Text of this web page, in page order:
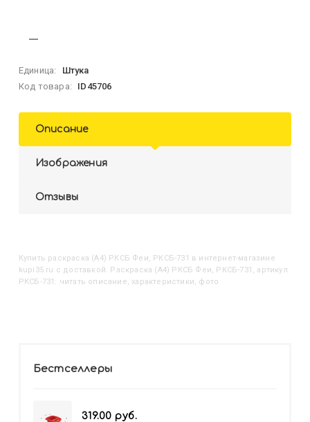
Единица:
Штука
Код товара:
ID45706
Описание
Изображения
Отзывы
Купить Раскраска (А4) РКСБ Феи, РКСБ-731 в интернет-магазине
kupi35.ru с доставкой. Раскраска (А4) РКСБ Феи, РКСБ-731, артикул
РКСБ-731: читать описание, характеристики, фото
Бестселлеры
319.00 руб.